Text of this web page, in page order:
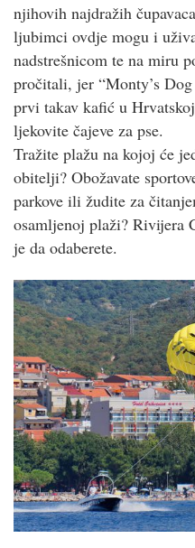
njihovih najdražih
ljubimci ovdje mogu i
nadstrešnicom te na miru
pročitali, jer “Monty’s
prvi takav kafić u
ljekovite čajeve za pse.
Tražite plažu na kojoj će
obitelji? Obožavate
parkove ili žudite za
osamljenoj plaži? Rivijera
je da odaberete.